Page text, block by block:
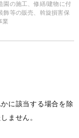
園の施工、修繕/建物に付
飾等の販売、斡旋損害保
業
に該当する場合を除
ません。